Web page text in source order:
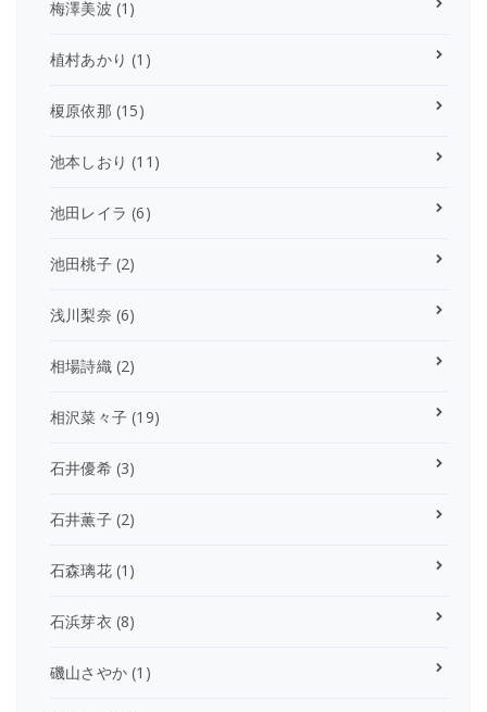
梅澤美波 (1)
植村あかり (1)
榎原依那 (15)
池本しおり (11)
池田レイラ (6)
池田桃子(2)
浅川梨奈 (6)
相場詩織(2)
相沢菜々子 (19)
石井優希(3)
石井薫子(2)
石森璃花(1)
石浜芽衣 (8)
磯山さやか (1)